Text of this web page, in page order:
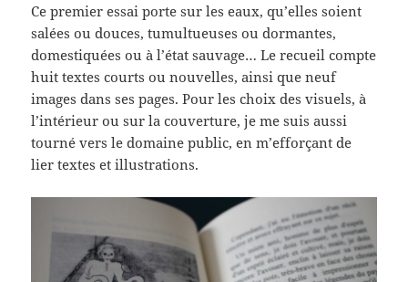
Ce premier essai porte sur les eaux, qu’elles soient
salées ou douces, tumultueuses ou dormantes,
domestiquées ou à l’état sauvage… Le recueil compte
huit textes courts ou nouvelles, ainsi que neuf
images dans ses pages. Pour les choix des visuels, à
l’intérieur ou sur la couverture, je me suis aussi
tourné vers le domaine public, en m’efforçant de
lier textes et illustrations.